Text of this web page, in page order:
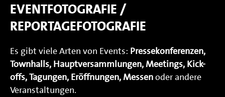
EVENTFOTOGRAFIE /
REPORTAGEFOTOGRAFIE
Es gibt viele Arten von Events: Pressekonferenzen,
Townhalls, Hauptversammlungen, Meetings, Kick-
offs, Tagungen, Eröffnungen, Messenoder andere
Veranstaltungen.